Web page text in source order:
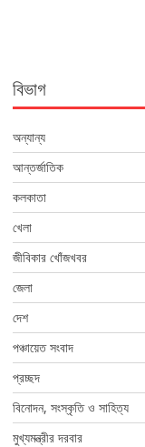
বিভাগ
অন্যান্য
আন্তর্জাতিক
কলকাতা
খেলা
জীবিকার খোঁজখবর
জেলা
দেশ
পঞ্চায়েত সংবাদ
প্রচ্ছদ
বিনোদন, সংস্কৃতি ও সাহিত্য
মুখ্যমন্ত্রীর দরবার